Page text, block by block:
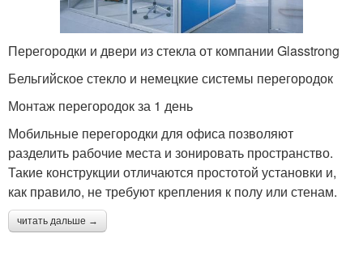
Перегородки и двери из стекла от компании Glasstrong
Бельгийское стекло и немецкие системы перегородок
Монтаж перегородок за 1 день
Мобильные перегородки для офиса позволяют
разделить рабочие места и зонировать пространство.
Такие конструкции отличаются простотой установки и,
как правило, не требуют крепления к полу или стенам.
читать дальше →